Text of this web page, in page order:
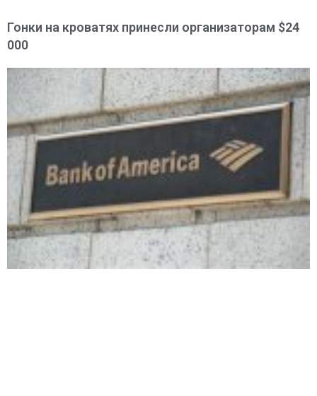
Гонки на кроватях принесли организаторам $24
000